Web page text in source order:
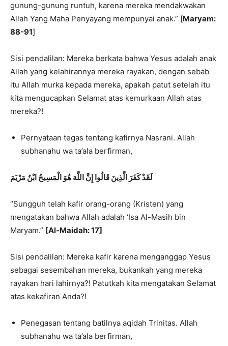
gunung-gunung runtuh, karena mereka mendakwakan
Allah Yang Maha Penyayang mempunyai anak.” [Maryam:
88-91]
Sisi pendalilan: Mereka berkata bahwa Yesus adalah anak
Allah yang kelahirannya mereka rayakan, dengan sebab
itu Allah murka kepada mereka, apakah patut setelah itu
kita mengucapkan Selamat atas kemurkaan Allah atas
mereka?!
Pernyataan tegas tentang kafirnya Nasrani. Allah
subhanahu wa ta’ala berfirman,
لَقَدْ كَفَرَ الَّذِينَ قَالُوا إِنَّ اللَّهَ هُوَ الْمَسِيحُ ابْنُ مَرْيَمَ
“Sungguh telah kafir orang-orang (Kristen) yang
mengatakan bahwa Allah adalah ‘Isa Al-Masih bin
Maryam.” [Al-Maidah: 17]
Sisi pendalilan: Mereka kafir karena menganggap Yesus
sebagai sesembahan mereka, bukankah yang mereka
rayakan hari lahirnya?! Patutkah kita mengatakan Selamat
atas kekafiran Anda?!
Penegasan tentang batilnya aqidah Trinitas. Allah
subhanahu wa ta’ala berfirman,